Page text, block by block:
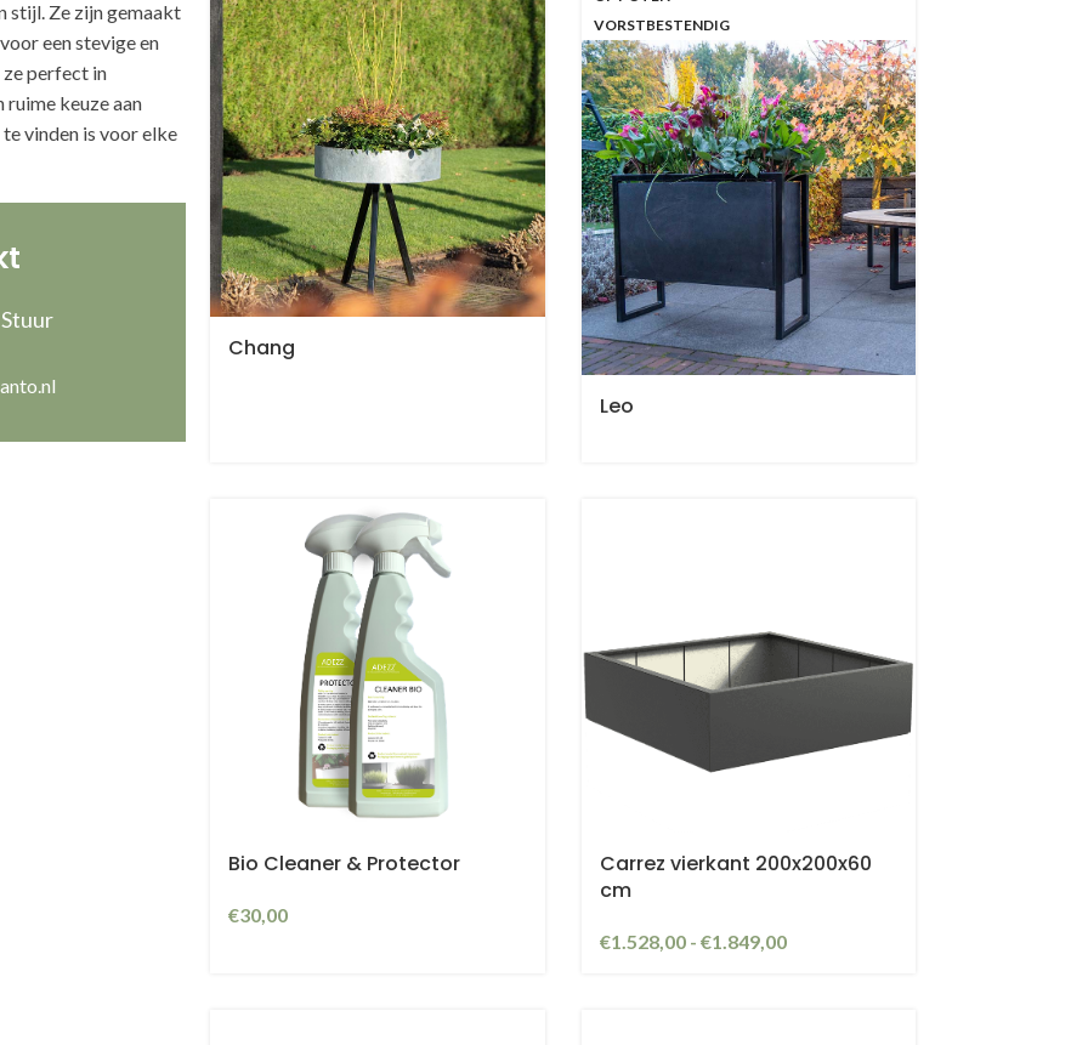
stijl. Ze zijn gemaakt
een stevige en
perfect in
keuze aan
vinden is voor elke
Chang
VORSTBESTENDIG
Leo
Bio Cleaner & Protector
€30,00
Carrez vierkant 200x200x60
cm
€1.528,00 - €1.849,00